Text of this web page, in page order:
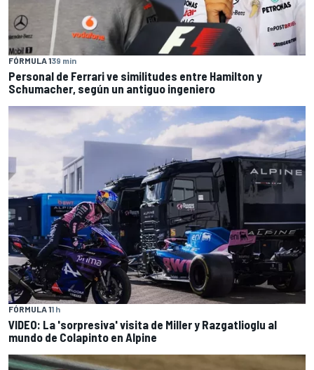
FÓRMULA 139 min
Personal de Ferrari ve similitudes entre Hamilton y
Schumacher, según un antiguo ingeniero
FÓRMULA 11 h
VIDEO: La 'sorpresiva' visita de Miller y Razgatlioglu al
mundo de Colapinto en Alpine